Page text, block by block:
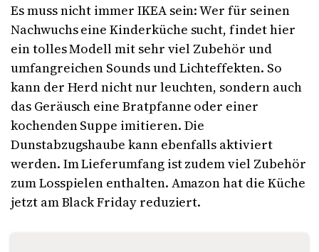
Es muss nicht immer IKEA sein: Wer für seinen
Nachwuchs eine Kinderküche sucht, findet hier
ein tolles Modell mit sehr viel Zubehör und
umfangreichen Sounds und Lichteffekten. So
kann der Herd nicht nur leuchten, sondern auch
das Geräusch eine Bratpfanne oder einer
kochenden Suppe imitieren. Die
Dunstabzugshaube kann ebenfalls aktiviert
werden. Im Lieferumfang ist zudem viel Zubehör
zum Losspielen enthalten. Amazon hat die Küche
jetzt am Black Friday reduziert.